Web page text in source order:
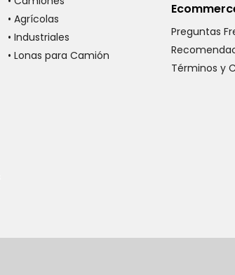
• Agrícolas
• Industriales
• Lonas para Camión
Preguntas
Términos y